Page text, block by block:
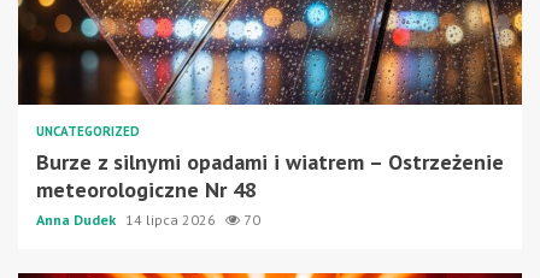
UNCATEGORIZED
Burze z silnymi opadami i wiatrem – Ostrzeżenie
meteorologiczne Nr 48
Anna Dudek 14 lipca 2026 70